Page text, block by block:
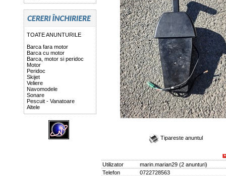
TOATE ANUNTURILE
Barca fara motor
Barca cu motor
Barca, motor si peridoc
Motor
Peridoc
Skijet
Veliere
Navomodele
Sonare
Pescuit - Vanatoare
Altele
Tipareste anuntul
Utilizator marin.marian29(2 anunturi)
Telefon
0722728563